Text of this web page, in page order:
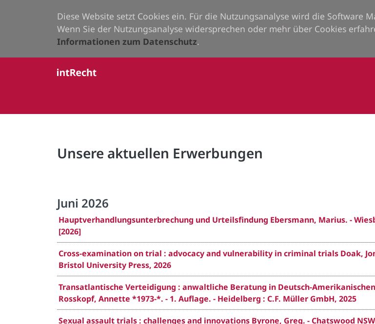
Diese Website setzt Cookies ein. Für die Nutzungsanalyse wird die Software
Wenn Sie der Nutzungsanalyse widersprechen oder mehr über Cookies
Informationen zum Datenschutz.
Unsere aktuellen Erwerbungen
Juni 2026
Hauptverhandlungsunterbrechung und Urteilsfindung Ebersmann, Marius. -
[2026]
Cross-examination on trial : advocacy and vulnerability in criminal trials Doak,
Bristol University Press, 2026
Transatlantische Verteidigung : anwaltliche Beratung in Deutsch-
Rosskopf, Annette *1973-*. - 1. Auflage. - Heidelberg : C.F. Müller GmbH, 2025
Sexual assault trials : challenges and innovations Byrone, Greg. - Chatswood